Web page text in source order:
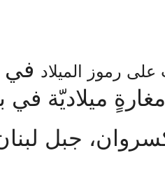
على رموز الميلاد في
ميلاديّة في
جبل